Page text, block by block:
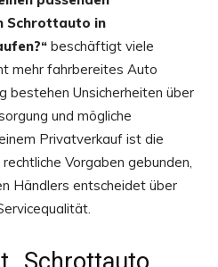
Schrottauto in
beschäftigt viele
mehr fahrbereites Auto
bestehen Unsicherheiten über
und mögliche
Privatverkauf ist die
Vorgaben gebunden,
Händlers entscheidet über